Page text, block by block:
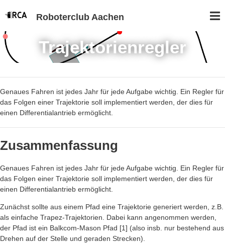
Roboterclub Aachen
Trajektorienregler
Genaues Fahren ist jedes Jahr für jede Aufgabe wichtig. Ein Regler für
das Folgen einer Trajektorie soll implementiert werden, der dies für
einen Differentialantrieb ermöglicht.
Zusammenfassung
Genaues Fahren ist jedes Jahr für jede Aufgabe wichtig. Ein Regler für
das Folgen einer Trajektorie soll implementiert werden, der dies für
einen Differentialantrieb ermöglicht.
Zunächst sollte aus einem Pfad eine Trajektorie generiert werden, z.B.
als einfache Trapez-Trajektorien. Dabei kann angenommen werden,
der Pfad ist ein Balkcom-Mason Pfad [1] (also insb. nur bestehend aus
Drehen auf der Stelle und geraden Strecken).